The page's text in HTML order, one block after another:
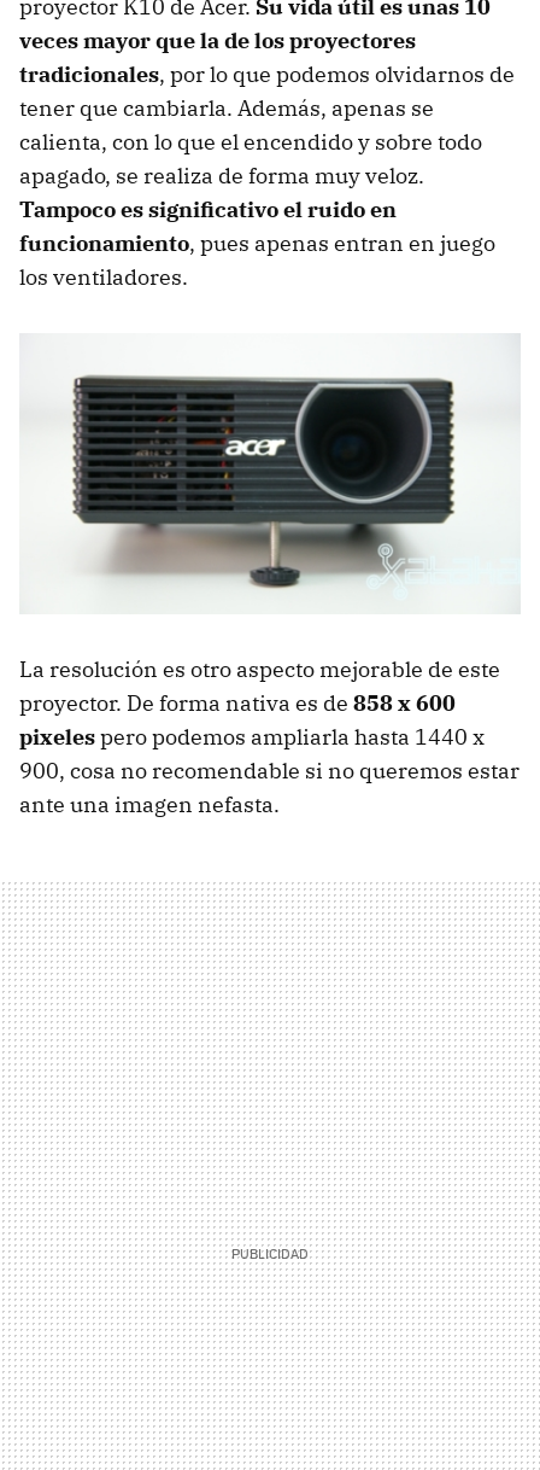
proyector K10 de Acer. Su vida útil es unas 10
veces mayor que la de los proyectores
tradicionales, por lo que podemos olvidarnos de
tener que cambiarla. Además, apenas se
calienta, con lo que el encendido y sobre todo
apagado, se realiza de forma muy veloz.
Tampoco es significativo el ruido en
funcionamiento, pues apenas entran en juego
los ventiladores.
La resolución es otro aspecto mejorable de este
proyector. De forma nativa es de 858 x 600
pixelespero podemos ampliarla hasta 1440 x
900, cosa no recomendable si no queremos estar
ante una imagen nefasta.